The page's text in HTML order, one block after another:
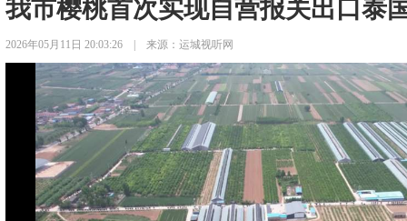
我市樱桃首次实现自营报关出口泰
2026年05月11日 20:03:26 来源：运城视听网